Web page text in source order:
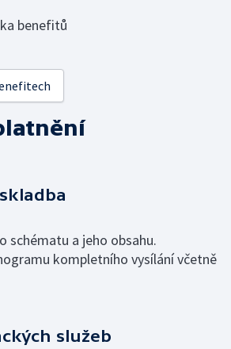
benefitů
schématu a jeho obsahu.
kompletního vysílání včetně
služeb